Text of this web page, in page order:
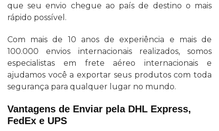
que seu envio chegue ao país de destino o mais
rápido possível.
Com mais de 10 anos de experiência e mais de
100.000 envios internacionais realizados, somos
especialistas em frete aéreo internacionais e
ajudamos você a exportar seus produtos com toda
segurança para qualquer lugar no mundo.
Vantagens de Enviar pela DHL Express,
FedEx e UPS